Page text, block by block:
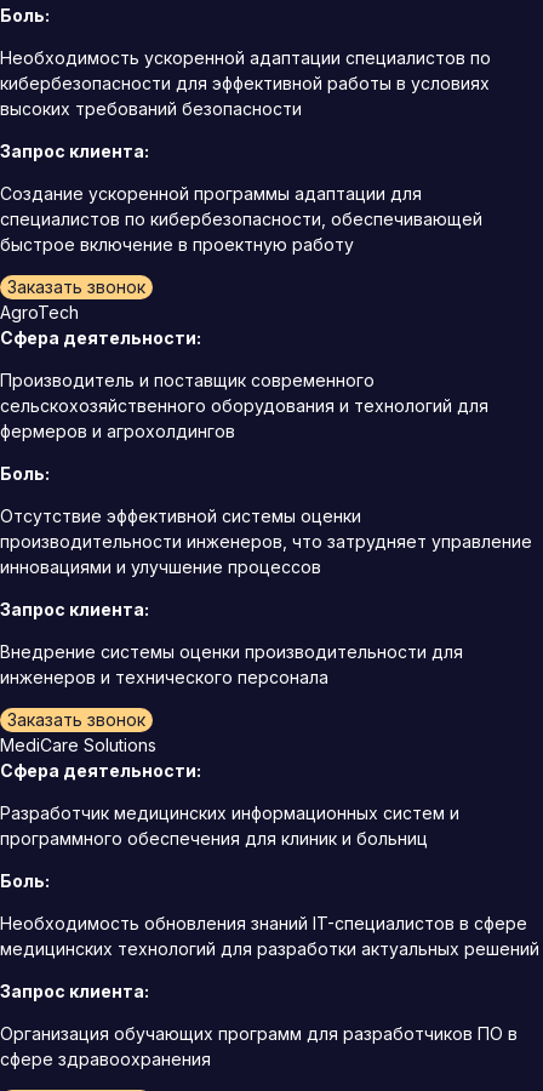
Боль:
Необходимость ускоренной адаптации специалистов по
кибербезопасности для эффективной работы в условиях
высоких требований безопасности
Запрос клиента:
Создание ускоренной программы адаптации для
специалистов по кибербезопасности, обеспечивающей
быстрое включение в проектную работу
Заказать звонок
AgroTech
Сфера деятельности:
Производитель и поставщик современного
сельскохозяйственного оборудования и технологий для
фермеров и агрохолдингов
Боль:
Отсутствие эффективной системы оценки
производительности инженеров, что затрудняет управление
инновациями и улучшение процессов
Запрос клиента:
Внедрение системы оценки производительности для
инженеров и технического персонала
Заказать звонок
MediCare Solutions
Сфера деятельности:
Разработчик медицинских информационных систем и
программного обеспечения для клиник и больниц
Боль:
Необходимость обновления знаний IT-специалистов в сфере
медицинских технологий для разработки актуальных решений
Запрос клиента:
Организация обучающих программ для разработчиков ПО в
сфере здравоохранения